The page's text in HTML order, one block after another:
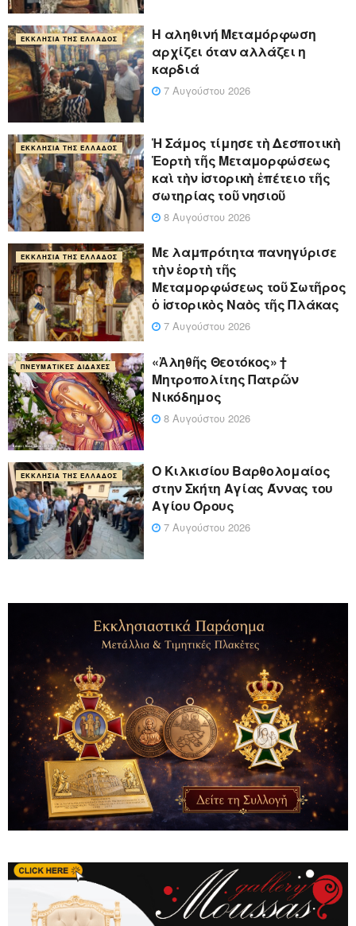
ΕΚΚΛΗΣΊΑ ΤΗΣ ΕΛΛΆΔΟΣ
Η αληθινή Μεταμόρφωση
αρχίζει όταν αλλάζει η
καρδιά
7 Αυγούστου 2026
ΕΚΚΛΗΣΊΑ ΤΗΣ ΕΛΛΆΔΟΣ
Ἡ Σάμος τίμησε τὴ Δεσποτικὴ
Ἑορτὴ τῆς Μεταμορφώσεως
καὶ τὴν ἱστορικὴ ἐπέτειο τῆς
σωτηρίας τοῦ νησιοῦ
8 Αυγούστου 2026
ΕΚΚΛΗΣΊΑ ΤΗΣ ΕΛΛΆΔΟΣ
Με λαμπρότητα πανηγύρισε
τὴν ἑορτὴ τῆς
Μεταμορφώσεως τοῦ Σωτῆρος
ὁ ἱστορικὸς Ναὸς τῆς Πλάκας
7 Αυγούστου 2026
ΠΝΕΥΜΑΤΙΚΈΣ ΔΙΔΑΧΈΣ
«Ἀληθῆς Θεοτόκος» †
Μητροπολίτης Πατρῶν
Νικόδημος
8 Αυγούστου 2026
ΕΚΚΛΗΣΊΑ ΤΗΣ ΕΛΛΆΔΟΣ
Ο Κιλκισίου Βαρθολομαίος
στην Σκήτη Αγίας Άννας του
Αγίου Όρους
7 Αυγούστου 2026